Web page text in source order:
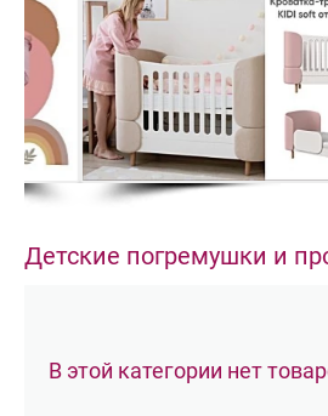
Детские погремушки и
В этой категории нет